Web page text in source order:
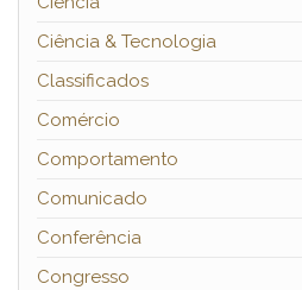
Ciência & Tecnologia
Classificados
Comércio
Comportamento
Comunicado
Conferência
Congresso